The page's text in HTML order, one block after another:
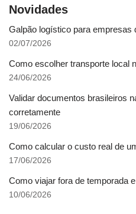
Novidades
Galpão logístico para empresas
02/07/2026
Como escolher transporte local
24/06/2026
Validar documentos brasileiros
corretamente
19/06/2026
Como calcular o custo real de
17/06/2026
Como viajar fora de temporada
10/06/2026